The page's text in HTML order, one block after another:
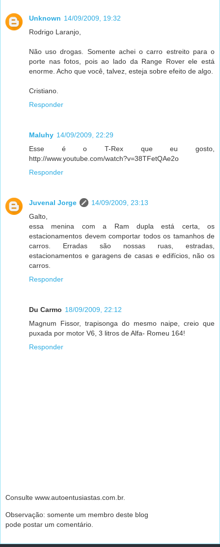
Unknown 14/09/2009, 19:32
Rodrigo Laranjo,
Não uso drogas. Somente achei o carro estreito para o
porte nas fotos, pois ao lado da Range Rover ele está
enorme. Acho que você, talvez, esteja sobre efeito de algo.
Cristiano.
Responder
Maluhy 14/09/2009, 22:29
Esse é o T-Rex que eu gosto,
http://www.youtube.com/watch?v=38TFetQAe2o
Responder
Juvenal Jorge
14/09/2009, 23:13
Galto,
essa menina com a Ram dupla está certa, os
estacionamentos devem comportar todos os tamanhos de
carros. Erradas são nossas ruas, estradas,
estacionamentos e garagens de casas e edifícios, não os
carros.
Responder
Du Carmo 18/09/2009, 22:12
Magnum Fissor, trapisonga do mesmo naipe, creio que
puxada por motor V6, 3 litros de Alfa- Romeu 164!
Responder
Consulte www.autoentusiastas.com.br.
Observação: somente um membro deste blog
pode postar um comentário.